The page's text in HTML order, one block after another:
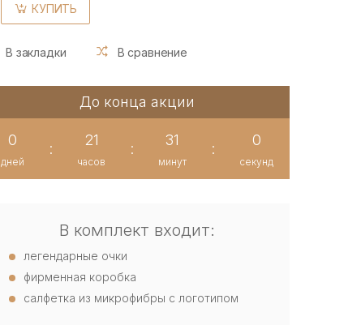
КУПИТЬ
В закладки В сравнение
До конца акции
0
дней
:
21
часов
:
31
минут
:
0
секунд
В комплект входит:
легендарные очки
фирменная коробка
салфетка из микрофибры с логотипом